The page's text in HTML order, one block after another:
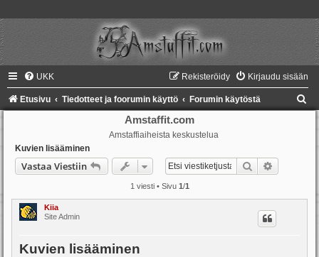
UKK Kirjaudu sisään
Rekisteröidy
Etusivu Tiedotteet ja foorumin käyttö Forumin käytöstä
Amstaffit.com
Amstaffiaiheista keskustelua
Kuvien lisääminen
Vastaa Viestiin Etsi
1 viesti • Sivu 1/1
Kiia
Site Admin
Kuvien lisääminen